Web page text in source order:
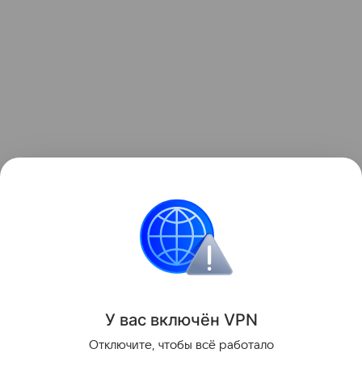
увеличенные дисплеи.
Apple
Поделиться
У вас включён VPN
Отключите, чтобы всё работало